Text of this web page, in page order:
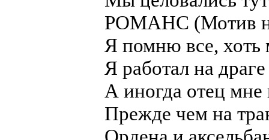
РОМАНС (Мотив
Я помню все, хоть
Я работал на
А иногда отец мне
Прежде чем на